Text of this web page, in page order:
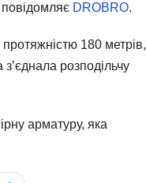
повідомляє DROBRO.
180 метрів,
розподільчу
арматуру, яка